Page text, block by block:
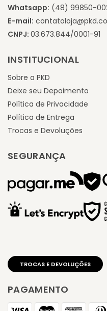
Whatsapp: (48) 99850-
E-mail:
CNPJ: 03.673.844/0001-91
INSTITUCIONAL
Sobre a PKD
Deixe seu Depoimento
Política de Privacidade
Política de Entrega
Trocas e Devoluções
SEGURANÇA
PAGAMENTO